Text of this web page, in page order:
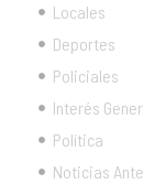
Locales
Deportes
Policiales
Interés
Política
Noticias